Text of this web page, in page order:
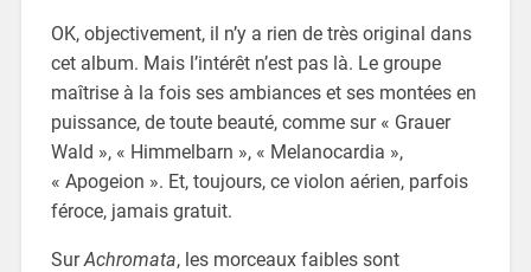
OK, objectivement, il n’y a rien de très original dans
cet album. Mais l’intérêt n’est pas là. Le groupe
maîtrise à la fois ses ambiances et ses montées en
puissance, de toute beauté, comme sur « Grauer
Wald », « Himmelbarn », « Melanocardia »,
« Apogeion ». Et, toujours, ce violon aérien, parfois
féroce, jamais gratuit.
SurAchromata, les morceaux faibles sont